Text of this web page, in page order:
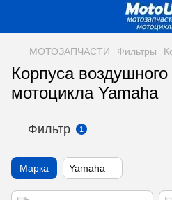
МОТОЗАПЧАСТИ Фильтры
Корпуса
мотоцикла Yamaha
Фильтр 1
Марка Yamaha